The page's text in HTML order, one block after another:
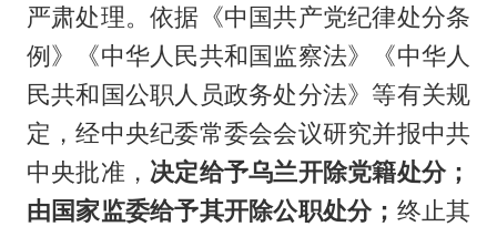
严肃处理。依据《中国共产党纪律处分条
例》《中华人民共和国监察法》《中华人
民共和国公职人员政务处分法》等有关规
定，经中央纪委常委会会议研究并报中共
中央批准， 决定给予乌兰开除党籍处分；
由国家监委给予其开除公职处分； 终止其